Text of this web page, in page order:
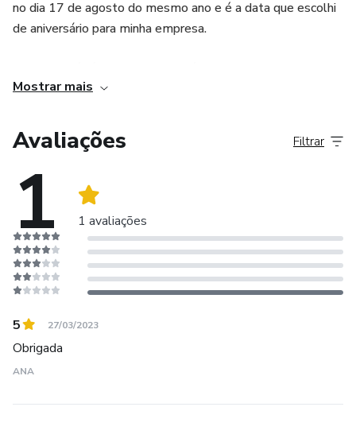
no dia 17 de agosto do mesmo ano e é a data que escolhi
de aniversário para minha empresa.
projetos futuros. A Amanda Trancista pretende abranger
Ah, ela também vai abranger outros nichos. Meu sonho
com tudo isso? Gerar empregos, cuidar de vidas, gerar
autoestima, gerar autoconfiança.
Mostrar mais
Avaliações
1 1 avaliações
Filtrar
5 27/03/2023
Obrigada
ANA